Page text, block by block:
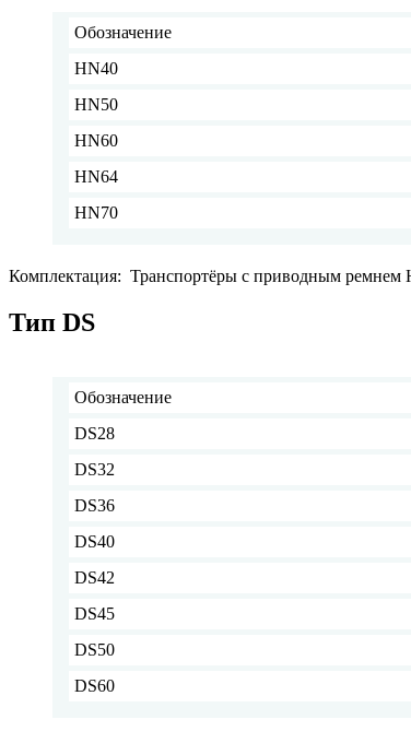
Обозначение
HN40
HN50
HN60
HN64
HN70
Комплектация: Транспортёры с приводным ремнем
Тип DS
Обозначение
DS28
DS32
DS36
DS40
DS42
DS45
DS50
DS60